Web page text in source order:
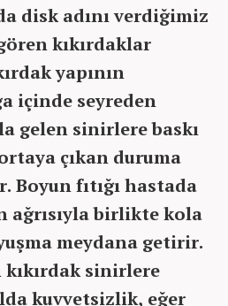
disk adını verdiğimiz
kıkırdaklar
yapının
içinde seyreden
gelen sinirlere baskı
çıkan duruma
Boyun fıtığı hastada
ağrısıyla birlikte kola
meydana getirir.
kıkırdak sinirlere
kuvvetsizlik, eğer